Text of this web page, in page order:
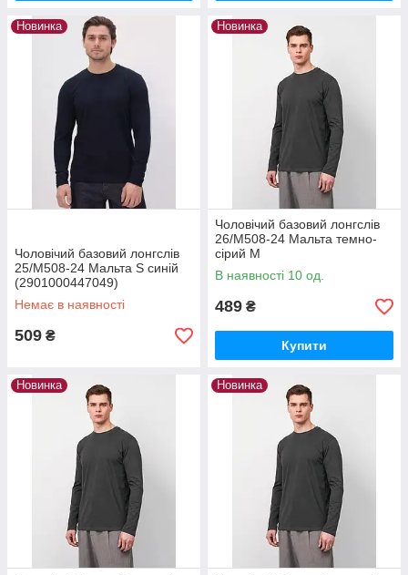
Новинка
Чоловічий базовий лонгслів
25/М508-24 Мальта S синій
(2901000447049)
Немає в наявності
509 ₴
Новинка
Чоловічий базовий лонгслів
26/М508-24 Мальта темно-
сірий M
В наявності 10 од.
489 ₴
Купити
Новинка Новинка